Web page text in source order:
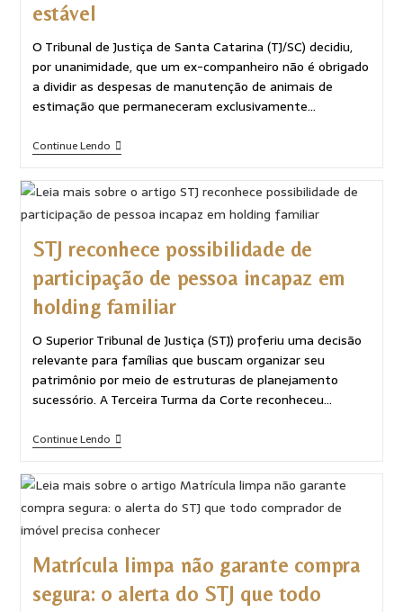
estável
O Tribunal de Justiça de Santa Catarina (TJ/SC) decidiu,
por unanimidade, que um ex-companheiro não é obrigado
a dividir as despesas de manutenção de animais de
estimação que permaneceram exclusivamente…
Continue Lendo
STJ reconhece possibilidade de
participação de pessoa incapaz em
holding familiar
O Superior Tribunal de Justiça (STJ) proferiu uma decisão
relevante para famílias que buscam organizar seu
patrimônio por meio de estruturas de planejamento
sucessório. A Terceira Turma da Corte reconheceu…
Continue Lendo
Matrícula limpa não garante compra
segura: o alerta do STJ que todo